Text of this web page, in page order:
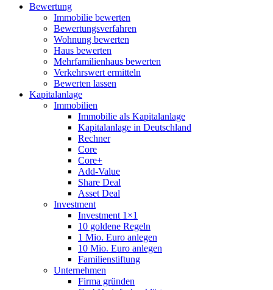
Bewertung
Immobilie bewerten
Bewertungsverfahren
Wohnung bewerten
Haus bewerten
Mehrfamilienhaus bewerten
Verkehrswert ermitteln
Bewerten lassen
Kapitalanlage
Immobilien
Immobilie als Kapitalanlage
Kapitalanlage in Deutschland
Rechner
Core
Core+
Add-Value
Share Deal
Asset Deal
Investment
Investment 1×1
10 goldene Regeln
1 Mio. Euro anlegen
10 Mio. Euro anlegen
Familienstiftung
Unternehmen
Firma gründen